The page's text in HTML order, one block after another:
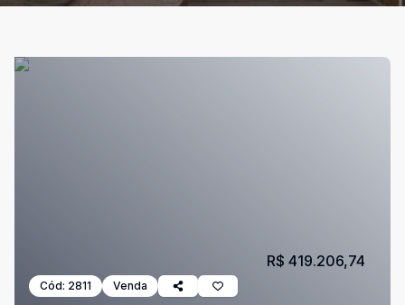
Cód: 2811 Venda
R$ 419.206,74